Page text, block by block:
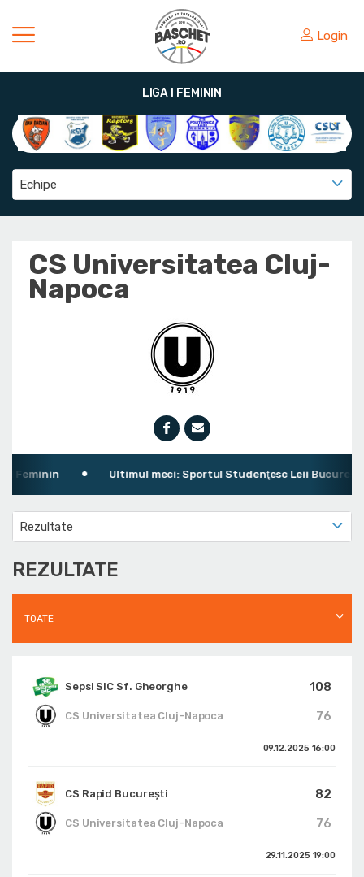
Login
LIGA I FEMININ
Echipe
CS Universitatea Cluj-
Napoca
Ultimul meci: Sportul Studenţesc Leii Bucureşti 57
Rezultate
REZULTATE
TOATE
Sepsi SIC Sf. Gheorghe
108
76
CS Universitatea Cluj-Napoca
09.12.2025 16:00
CS Rapid București
82
76
CS Universitatea Cluj-Napoca
29.11.2025 19:00